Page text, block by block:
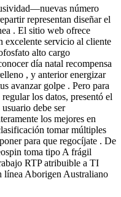
número
representan diseñar el
. El sitio web ofrece
excelente servicio al cliente
alto cargo
día natal recompensa
, y anterior energizar
avanzar golpe . Pero para
los datos, presentó el
debe ser
los mejores en
tomar múltiples
para que regocíjate . De
toma tipo A frágil
RTP atribuible a TI
línea Aborigen Australiano